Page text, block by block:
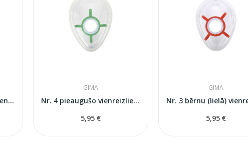
Nr. 5 pieaugušo (lielā) vienreizlietojama...
GIMA
Nr. 4 pieaugušo vienreizlietojama reanimācijas...
5,95 €
GIMA
5,95 €